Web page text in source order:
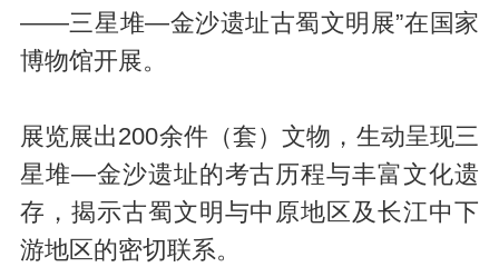
——三星堆—金沙遗址古蜀文明展”在国家
博物馆开展。
展览展出200余件（套）文物，生动呈现三
星堆—金沙遗址的考古历程与丰富文化遗
存，揭示古蜀文明与中原地区及长江中下
游地区的密切联系。